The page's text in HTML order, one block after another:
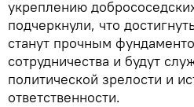
укреплению
подчеркнули, что
станут прочным
сотрудничества и будут
политической зрелости и
ответственности.